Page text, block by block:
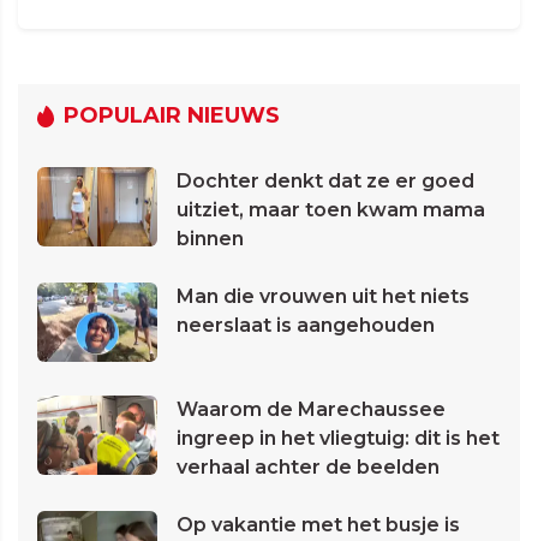
POPULAIR NIEUWS
Dochter denkt dat ze er goed
uitziet, maar toen kwam mama
binnen
Man die vrouwen uit het niets
neerslaat is aangehouden
Waarom de Marechaussee
ingreep in het vliegtuig: dit is het
verhaal achter de beelden
Op vakantie met het busje is